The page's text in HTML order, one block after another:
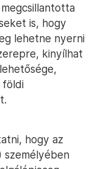
is, hogy
lehetne nyerni
kinyílhat
földi
hogy az
személyében